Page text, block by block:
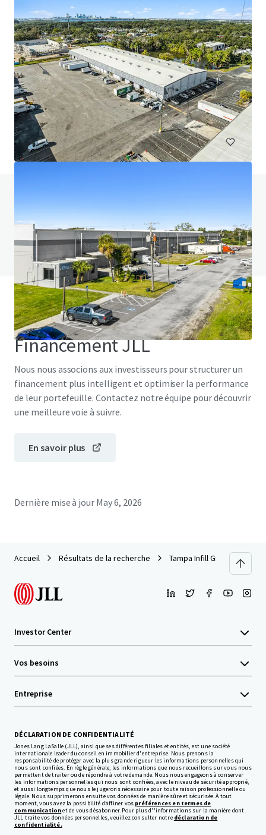
Ocala 75 Logistics Center
4450 Northwest 11th Street, Ocala, FL, 34482, US
16 329 m²
Industriel & Logistique
Vous avez des questions ? Consultez notre
page FAQ
Voir la page FAQ
Financement JLL
Nous nous associons aux investisseurs pour structurer un
financement plus intelligent et optimiser la performance
de leur portefeuille. Contactez notre équipe pour découvrir
une meilleure voie à suivre.
En savoir plus
Dernière mise à jour May 6, 2026
Accueil Résultats de la recherche Tampa Infill Growth
Investor Center
Vos besoins
Entreprise
DÉCLARATION DE CONFIDENTIALITÉ
Jones Lang LaSalle (JLL), ainsi que ses différentes filiales et entités, est une société
internationale leader du conseil en immobilier d'entreprise. Nous prenons la
responsabilité de protéger avec la plus grande rigueur les informations personnelles qui
nous sont confiées. En règle générale, les informations que nous recueillons sur vous nous
permettent de traiter ou de répondre à votre demande. Nous nous engageons à conserver
les informations personnelles qui nous sont confiées, avec le niveau de sécurité approprié,
et aussi longtemps que nous le jugerons nécessaire pour toute raison professionnelle ou
légale. Nous supprimerons ensuite vos données de manière sûre et sécurisée. À tout
moment, vous avez la possibilité d’affiner vos préférences en termes de
communicationet de vous désabonner. Pour plus d''informations sur la manière dont
JLL traite vos données personnelles, veuillez consulter notre déclaration de
confidentialité.